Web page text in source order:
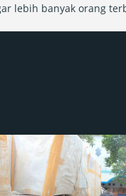
lebih banyak orang